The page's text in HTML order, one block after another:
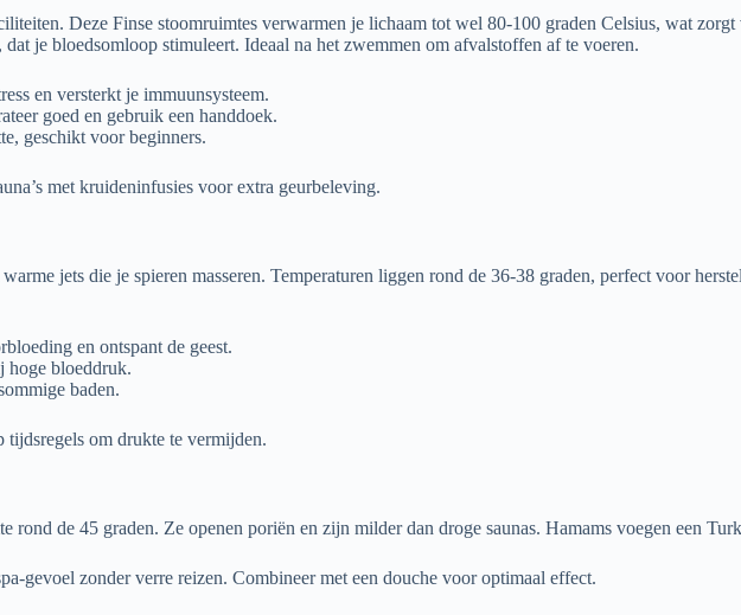
Deze Finse stoomruimtes verwarmen je lichaam tot wel 80-100 graden Celsius, wat
je bloedsomloop stimuleert. Ideaal na het zwemmen om afvalstoffen af te voeren.
en versterkt je immuunsysteem.
goed en gebruik een handdoek.
geschikt voor beginners.
met kruideninfusies voor extra geurbeleving.
jets die je spieren masseren. Temperaturen liggen rond de 36-38 graden, perfect voor
en ontspant de geest.
hoge bloeddruk.
baden.
om drukte te vermijden.
rond de 45 graden. Ze openen poriën en zijn milder dan droge saunas. Hamams voegen een
gevoel zonder verre reizen. Combineer met een douche voor optimaal effect.